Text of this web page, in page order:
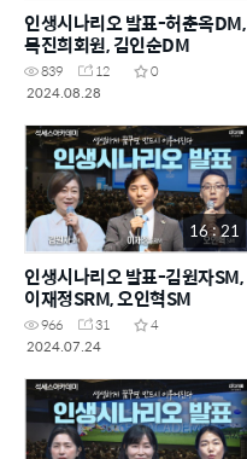
인생시나리오 발표-허춘옥DM,
목진희회원, 김인순DM
839 12
0
2024.08.28
16 : 21
인생시나리오 발표-김원자SM,
이재정SRM, 오인혁SM
966 31
4
2024.07.24